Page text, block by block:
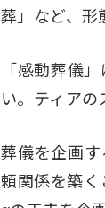
葬」など、形
「感動葬儀
い。ティア
葬儀を企画
頼関係を築